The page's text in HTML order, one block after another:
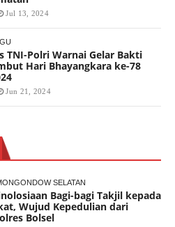
Jul 13, 2024
TNI-Polri Warnai Gelar Bakti
Hari Bhayangkara ke-78
Jun 21, 2024
SELATAN
Bagi-bagi Takjil kepada
Wujud Kepedulian dari
Bolsel